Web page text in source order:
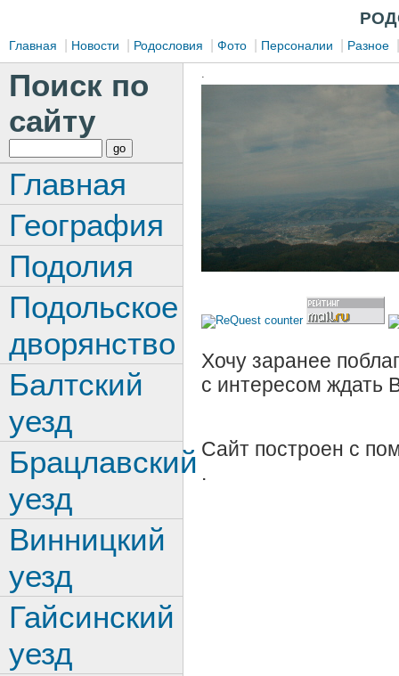
Главная Новости Родословия Фото Персоналии Разное
.
Хочу заранее
с интересом ждать
Сайт построен с
.
Поиск по
сайту
Главная
География
Подолия
Подольское
дворянство
Балтский
уезд
Брацлавский
уезд
Винницкий
уезд
Гайсинский
уезд